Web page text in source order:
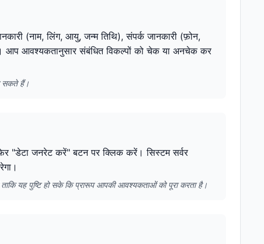
(नाम, लिंग, आयु, जन्म तिथि), संपर्क जानकारी (फ़ोन,
आप आवश्यकतानुसार संबंधित विकल्पों को चेक या अनचेक कर
सकते हैं।
"डेटा जनरेट करें" बटन पर क्लिक करें। सिस्टम सर्वर
यह पुष्टि हो सके कि प्रारूप आपकी आवश्यकताओं को पूरा करता है।